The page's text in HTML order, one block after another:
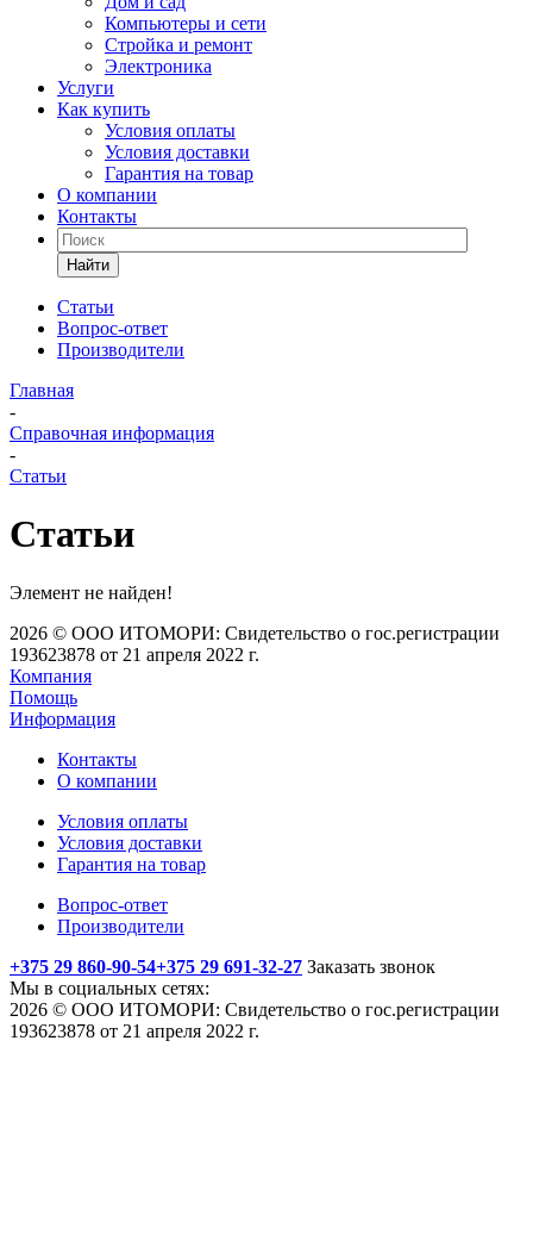
Компьютеры и сети
Стройка и ремонт
Электроника
Услуги
Как купить
Условия оплаты
Условия доставки
Гарантия на товар
О компании
Контакты
Найти
Статьи
Вопрос-ответ
Производители
Главная
-
Справочная информация
-
Статьи
Статьи
Элемент не найден!
2026 © ООО ИТОМОРИ: Свидетельство о гос.регистрации
193623878 от 21 апреля 2022 г.
Компания
Помощь
Информация
Контакты
О компании
Условия оплаты
Условия доставки
Гарантия на товар
Вопрос-ответ
Производители
+375 29 860-90-54+375 29 691-32-27 Заказать звонок
Мы в социальных сетях:
2026 © ООО ИТОМОРИ: Свидетельство о гос.регистрации
193623878 от 21 апреля 2022 г.